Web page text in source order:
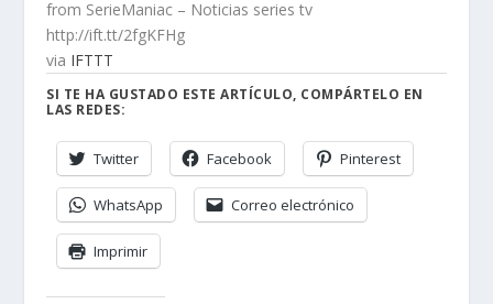
from SerieManiac – Noticias series tv
http://ift.tt/2fgKFHg
via IFTTT
SI TE HA GUSTADO ESTE ARTÍCULO, COMPÁRTELO EN
LAS REDES:
Twitter Facebook Pinterest
WhatsApp Correo electrónico
Imprimir